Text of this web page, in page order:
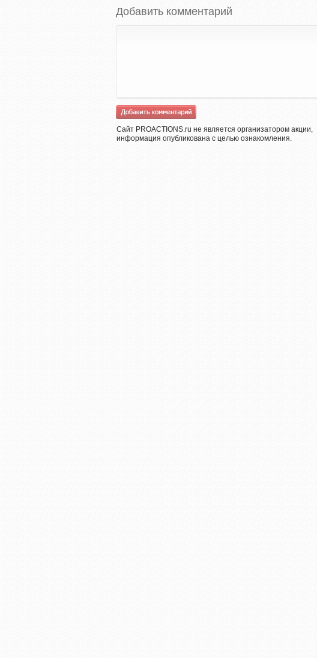
Добавить комментарий
Сайт PROACTIONS.ru не является организатором акции,
информация опубликована с целью ознакомления.